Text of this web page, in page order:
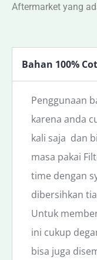
Aftermarket yang
Bahan 100%
Penggunaan
karena anda
kali saja dan
masa pakai
time dengan
dibersihkan
Untuk
ini cukup
bisa juga